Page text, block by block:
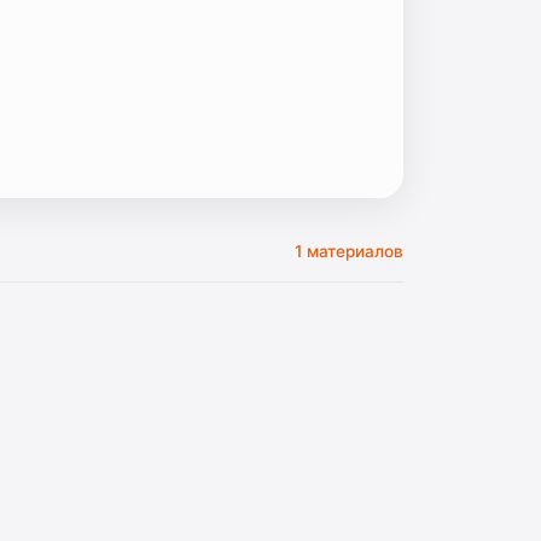
1 материалов